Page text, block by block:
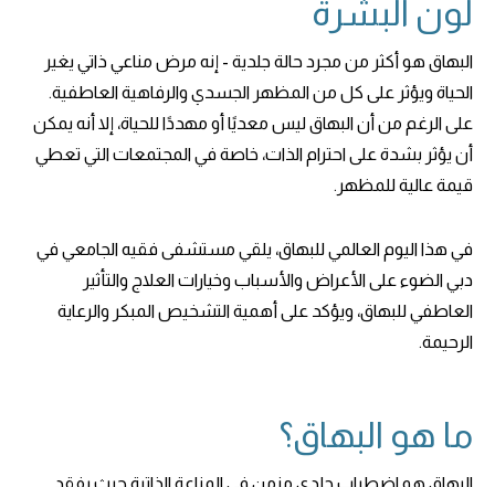
لون البشرة
البهاق هو أكثر من مجرد حالة جلدية - إنه مرض مناعي ذاتي يغير
الحياة ويؤثر على كل من المظهر الجسدي والرفاهية العاطفية.
على الرغم من أن البهاق ليس معديًا أو مهددًا للحياة، إلا أنه يمكن
أن يؤثر بشدة على احترام الذات، خاصة في المجتمعات التي تعطي
قيمة عالية للمظهر.
في هذا اليوم العالمي للبهاق، يلقي مستشفى فقيه الجامعي في
دبي الضوء على الأعراض والأسباب وخيارات العلاج والتأثير
العاطفي للبهاق، ويؤكد على أهمية التشخيص المبكر والرعاية
الرحيمة.
ما هو البهاق؟
البهاق هو اضطراب جلدي مزمن في المناعة الذاتية حيث يفقد